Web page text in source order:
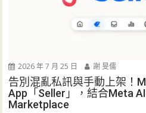
2026 年 7 月 25 日 謝 旻儒
告別混亂私訊與手動上架！
App「Seller」，結合Meta
Marketplace